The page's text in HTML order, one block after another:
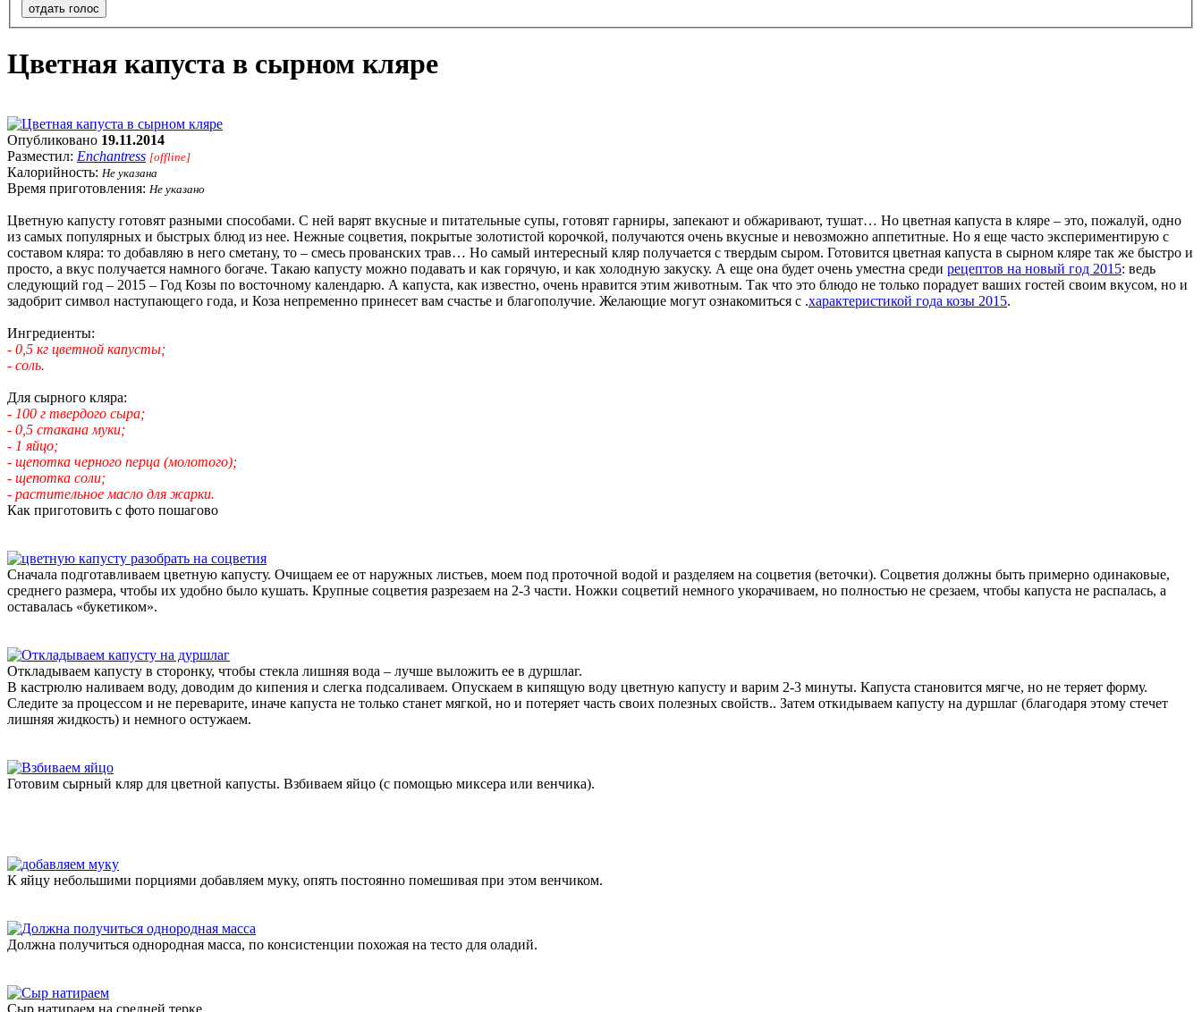
отдать голос
Цветная капуста в сырном кляре
Опубликовано 19.11.2014
Разместил: Enchantress [offline]
Калорийность: Не указана
Время приготовления: Не указано
Цветную капусту готовят разными способами. С ней варят вкусные и питательные супы, готовят гарниры, запекают и обжаривают, тушат… Но цветная капуста в кляре – это, пожалуй, одно
из самых популярных и быстрых блюд из нее. Нежные соцветия, покрытые золотистой корочкой, получаются очень вкусные и невозможно аппетитные. Но я еще часто экспериментирую с
составом кляра: то добавляю в него сметану, то – смесь прованских трав… Но самый интересный кляр получается с твердым сыром. Готовится цветная капуста в сырном кляре так же быстро и
просто, а вкус получается намного богаче. Такаю капусту можно подавать и как горячую, и как холодную закуску. А еще она будет очень уместна среди рецептов на новый год 2015: ведь
следующий год – 2015 – Год Козы по восточному календарю. А капуста, как известно, очень нравится этим животным. Так что это блюдо не только порадует ваших гостей своим вкусом, но и
задобрит символ наступающего года, и Коза непременно принесет вам счастье и благополучие. Желающие могут ознакомиться с .характеристикой года козы 2015.
Ингредиенты:
- 0,5 кг цветной капусты;
- соль.
Для сырного кляра:
- 100 г твердого сыра;
- 0,5 стакана муки;
- 1 яйцо;
- щепотка черного перца (молотого);
- щепотка соли;
- растительное масло для жарки.
Как приготовить с фото пошагово
Сначала подготавливаем цветную капусту. Очищаем ее от наружных листьев, моем под проточной водой и разделяем на соцветия (веточки). Соцветия должны быть примерно одинаковые,
среднего размера, чтобы их удобно было кушать. Крупные соцветия разрезаем на 2-3 части. Ножки соцветий немного укорачиваем, но полностью не срезаем, чтобы капуста не распалась, а
оставалась «букетиком».
Откладываем капусту в сторонку, чтобы стекла лишняя вода – лучше выложить ее в дуршлаг.
В кастрюлю наливаем воду, доводим до кипения и слегка подсаливаем. Опускаем в кипящую воду цветную капусту и варим 2-3 минуты. Капуста становится мягче, но не теряет форму.
Следите за процессом и не переварите, иначе капуста не только станет мягкой, но и потеряет часть своих полезных свойств.. Затем откидываем капусту на дуршлаг (благодаря этому стечет
лишняя жидкость) и немного остужаем.
Готовим сырный кляр для цветной капусты. Взбиваем яйцо (с помощью миксера или венчика).
К яйцу небольшими порциями добавляем муку, опять постоянно помешивая при этом венчиком.
Должна получиться однородная масса, по консистенции похожая на тесто для оладий.
Сыр натираем на средней терке.